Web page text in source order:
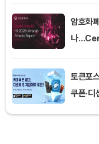
암호화
나
토큰포
쿠폰·디